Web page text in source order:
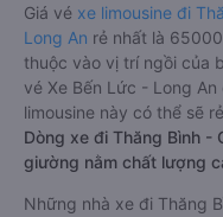
Giá vé xe limousine đi
Long An rẻ nhất là
thuộc vào vị trí ngồi của
vé Xe Bến Lức - Long
limousine này có thể sẽ
Dòng xe đi Thăng Bình -
giường nằm chất lượng
Những nhà xe đi Thăng